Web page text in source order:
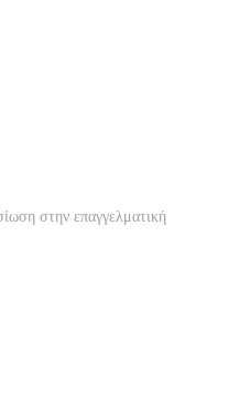
στην επαγγελματική